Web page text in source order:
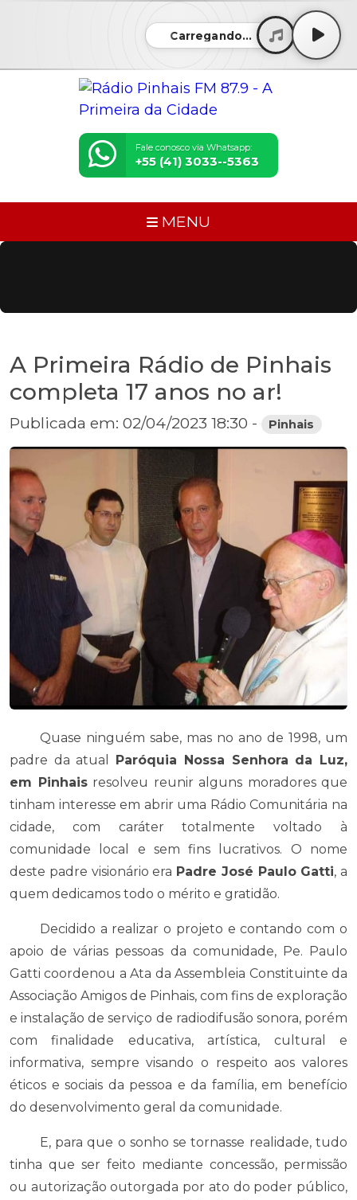
Carregando...
Fale conosco via Whatsapp:
+55 (41) 3033--5363
MENU
A Primeira Rádio de Pinhais
completa 17 anos no ar!
Publicada em: 02/04/2023 18:30 - Pinhais
Quase ninguém sabe, mas no ano de 1998, um
padre da atual Paróquia Nossa Senhora da Luz,
em Pinhaisresolveu reunir alguns moradores que
tinham interesse em abrir uma Rádio Comunitária na
cidade, com caráter totalmente voltado à
comunidade local e sem fins lucrativos. O nome
deste padre visionário era Padre José Paulo Gatti, a
quem dedicamos todo o mérito e gratidão.
Decidido a realizar o projeto e contando com o
apoio de várias pessoas da comunidade, Pe. Paulo
Gatti coordenou a Ata da Assembleia Constituinte da
Associação Amigos de Pinhais, com fins de exploração
e instalação de serviço de radiodifusão sonora, porém
com finalidade educativa, artística, cultural e
informativa, sempre visando o respeito aos valores
éticos e sociais da pessoa e da família, em benefício
do desenvolvimento geral da comunidade.
E, para que o sonho se tornasse realidade, tudo
tinha que ser feito mediante concessão, permissão
ou autorização outorgada por ato do poder público,